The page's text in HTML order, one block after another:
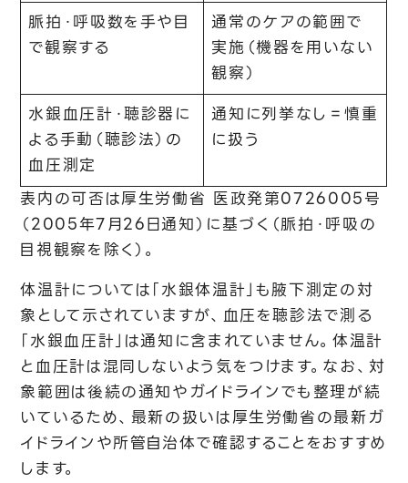
脈拍・呼吸数を手や目
で観察する
通常のケアの範囲で
実施（機器を用いない
観察）
水銀血圧計・聴診器に
よる手動（聴診法）の
血圧測定
通知に列挙なし＝慎重
に扱う
表内の可否は厚生労働省 医政発第0726005号
（2005年7月26日通知）に基づく（脈拍・呼吸の
目視観察を除く）。
体温計については「水銀体温計」も腋下測定の対
象として示されていますが、血圧を聴診法で測る
「水銀血圧計」は通知に含まれていません。体温計
と血圧計は混同しないよう気をつけます。なお、対
象範囲は後続の通知やガイドラインでも整理が続
いているため、最新の扱いは厚生労働省の最新ガ
イドラインや所管自治体で確認することをおすすめ
します。